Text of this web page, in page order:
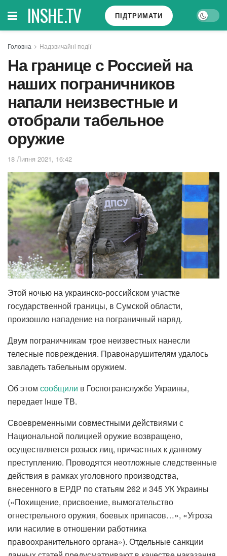
INSHE.TV ПІДТРИМАТИ
Головна Надзвичайні події
На границе с Россией на
наших пограничников
напали неизвестные и
отобрали табельное
оружие
18 Липня 2021, 16:42
Этой ночью на украинско-российском участке
государственной границы, в Сумской области,
произошло нападение на пограничный наряд.
Двум пограничникам трое неизвестных нанесли
телесные повреждения. Правонарушителям удалось
завладеть табельным оружием.
Об этом сообщили в Госпогранслужбе Украины,
передает Інше ТВ.
Своевременными совместными действиями с
Национальной полицией оружие возвращено,
осуществляется розыск лиц, причастных к данному
преступлению. Проводятся неотложные следственные
действия в рамках уголовного производства,
внесенного в ЕРДР по статьям 262 и 345 УК Украины
(«Похищение, присвоение, вымогательство
огнестрельного оружия, боевых припасов…», «Угроза
или насилие в отношении работника
правоохранительного органа»). Отдельные санкции